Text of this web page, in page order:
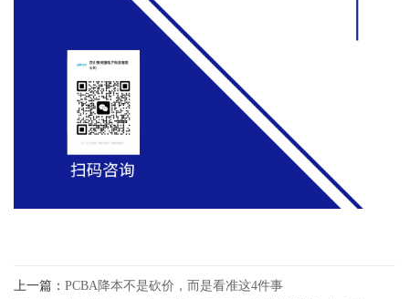
上一篇： PCBA降本不是砍价，而是看准这4件事